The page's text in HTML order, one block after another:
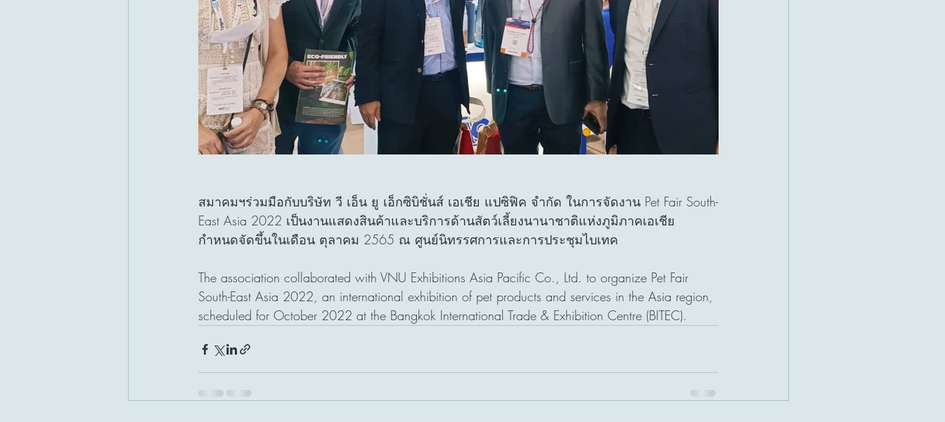
สมาคมฯร่วมมือกับบริษัท วี เอ็น ยู เอ็กซิบิชั่นส์ เอเชีย แปซิฟิค จำกัด ในการจัดงาน Pet Fair South-
East Asia 2022 เป็นงานแสดงสินค้าและบริการด้านสัตว์เลี้ยงนานาชาติแห่งภูมิภาคเอเชีย
กำหนดจัดขึ้นในเดือน ตุลาคม 2565 ณ ศูนย์นิทรรศการและการประชุมไบเทค
The association collaborated with VNU Exhibitions Asia Pacific Co., Ltd. to organize Pet Fair
South-East Asia 2022, an international exhibition of pet products and services in the Asia region,
scheduled for October 2022 at the Bangkok International Trade & Exhibition Centre (BITEC).